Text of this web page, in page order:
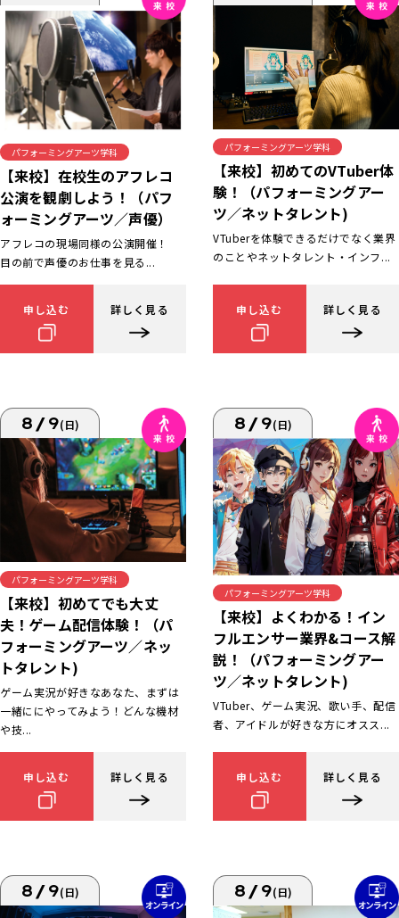
パフォーミングアーツ学科
【来校】在校生のアフレコ
公演を観劇しよう！（パフ
ォーミングアーツ／声優）
アフレコの現場同様の公演開催！
目の前で声優のお仕事を見る...
申し込む 詳しく見る
パフォーミングアーツ学科
【来校】初めてのVTuber体
験！（パフォーミングアー
ツ／ネットタレント)
VTuberを体験できるだけでなく業界
のことやネットタレント・インフ...
申し込む 詳しく見る
8/9(日)
パフォーミングアーツ学科
【来校】初めてでも大丈
夫！ゲーム配信体験！（パ
フォーミングアーツ／ネッ
トタレント)
ゲーム実況が好きなあなた、まずは
一緒ににやってみよう！どんな機材
や技...
申し込む 詳しく見る
8/9(日)
パフォーミングアーツ学科
【来校】よくわかる！イン
フルエンサー業界&コース解
説！（パフォーミングアー
ツ／ネットタレント)
VTuber、ゲーム実況、歌い手、配信
者、アイドルが好きな方にオスス...
申し込む 詳しく見る
8/9(日) 8/9(日)